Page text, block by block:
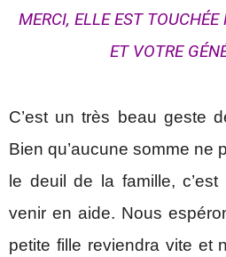
MERCI, ELLE EST
ET VOTRE
C’est un très beau geste
Bien qu’aucune somme ne
le deuil de la famille,
venir en aide. Nous
petite fille reviendra vite et